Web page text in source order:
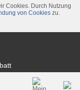
Cookies. Durch Nutzung
von Cookieszu.